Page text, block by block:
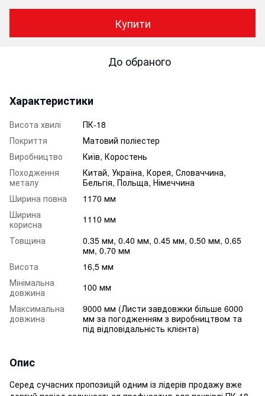
Купити
До обраного
Характеристики
Висота хвилі
ПК-18
Покриття
Матовий поліестер
Виробництво
Київ, Коростень
Походження
металу
Китай, Україна, Корея, Словаччина,
Бельгія, Польща, Німеччина
Ширина повна
1170 мм
Ширина
корисна
1110 мм
Товщина
0.35 мм, 0.40 мм, 0.45 мм, 0.50 мм, 0.65
мм, 0.70 мм
Висота
16,5 мм
Мінімальна
довжина
100 мм
Максимальна
довжина
9000 мм (Листи завдовжки більше 6000
мм за погодженням з виробництвом та
під відповідальність клієнта)
Опис
Серед сучасних пропозицій одним із лідерів продажу вже